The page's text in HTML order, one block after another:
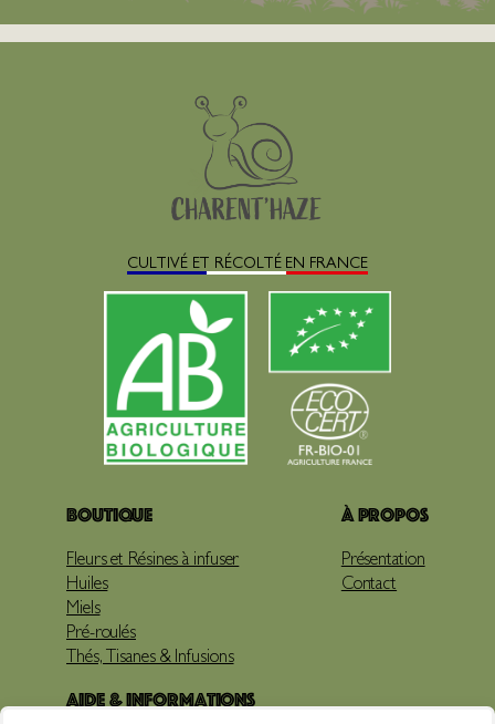
CULTIVÉ ET RÉCOLTÉ EN FRANCE
Boutique
Fleurs et Résines à infuser
Huiles
Miels
Pré-roulés
Thés, Tisanes & Infusions
À propos
Présentation
Contact
Aide & Informations